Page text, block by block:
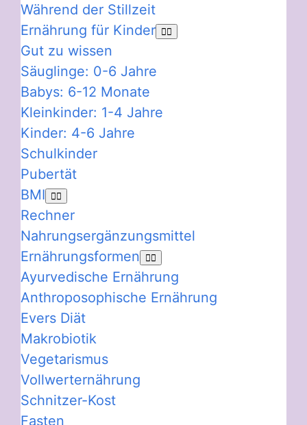
Während der Stillzeit
Ernährung für Kinder
Gut zu wissen
Säuglinge: 0-6 Jahre
Babys: 6-12 Monate
Kleinkinder: 1-4 Jahre
Kinder: 4-6 Jahre
Schulkinder
Pubertät
BMI
Rechner
Nahrungsergänzungsmittel
Ernährungsformen
Ayurvedische Ernährung
Anthroposophische Ernährung
Evers Diät
Makrobiotik
Vegetarismus
Vollwerternährung
Schnitzer-Kost
Fasten